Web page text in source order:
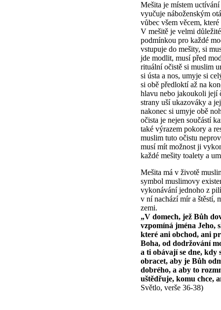
Mešita je místem
vyučuje náboženským
vůbec všem věcem,
V mešitě je velmi
podmínkou pro každé
vstupuje do mešity, si
jde modlit, musí před
rituální očistě si muslim
si ústa a nos, umyje si
si obě předloktí až na
hlavu nebo jakoukoli její
strany uší ukazováky a
nakonec si umyje obě
očista je nejen součástí
také výrazem pokory a
muslim tuto očistu
musí mít možnost ji
každé mešity toalety a
Mešita má v životě
symbol muslimovy
vykonávání jednoho z
v ní nachází mír a štěstí,
zemi.
„V domech, jež Bůh
vzpomíná jména Jeho,
které ani obchod, ani
Boha, od dodržování
a ti obávají se dne, kdy
obracet, aby je Bůh
dobrého, a aby to
uštědřuje, komu chce,
Světlo, verše 36-38)